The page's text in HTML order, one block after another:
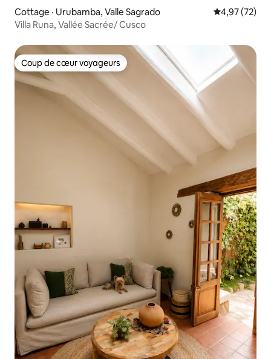
Cottage · Urubamba, Valle Sagrado Note
4,97 (72)
Villa Runa, Vallée Sacrée/ Cusco
Coup de cœur voyageurs
Coup de cœur voyageurs